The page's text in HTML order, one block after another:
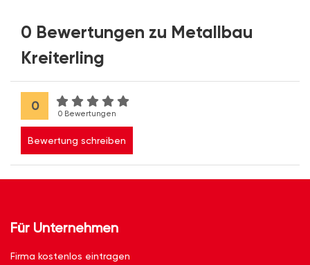
0 Bewertungen zu Metallbau
Kreiterling
0
0 Bewertungen
Bewertung schreiben
Für Unternehmen
Firma kostenlos eintragen